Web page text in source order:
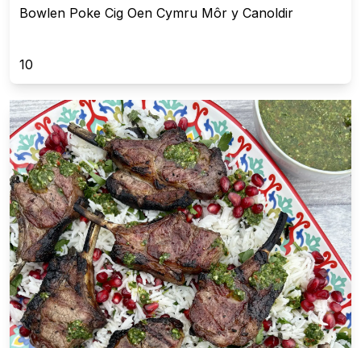
Bowlen Poke Cig Oen Cymru Môr y Canoldir
10